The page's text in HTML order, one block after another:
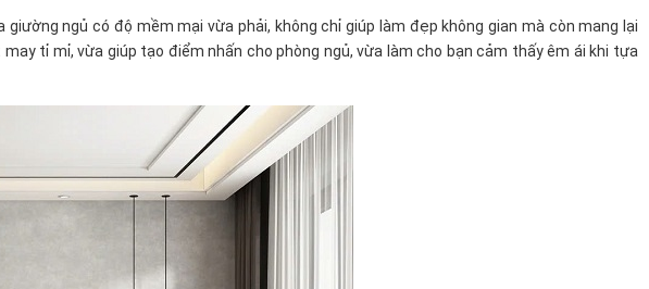
ngủ có độ mềm mại vừa phải, không chỉ giúp làm đẹp không gian mà còn mang lại
tỉ mỉ, vừa giúp tạo điểm nhấn cho phòng ngủ, vừa làm cho bạn cảm thấy êm ái khi tựa